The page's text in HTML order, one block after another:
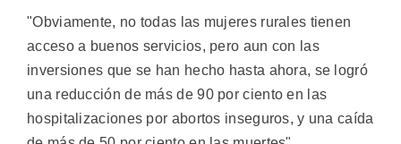
"Obviamente, no todas las mujeres rurales tienen
acceso a buenos servicios, pero aun con las
inversiones que se han hecho hasta ahora, se logró
una reducción de más de 90 por ciento en las
hospitalizaciones por abortos inseguros, y una caída